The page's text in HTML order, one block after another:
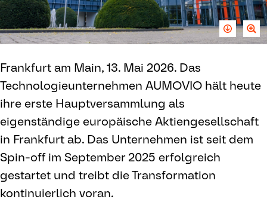
Frankfurt am Main, 13. Mai 2026. Das
Technologieunternehmen AUMOVIO hält heute
ihre erste Hauptversammlung als
eigenständige europäische Aktiengesellschaft
in Frankfurt ab. Das Unternehmen ist seit dem
Spin-off im September 2025 erfolgreich
gestartet und treibt die Transformation
kontinuierlich voran.